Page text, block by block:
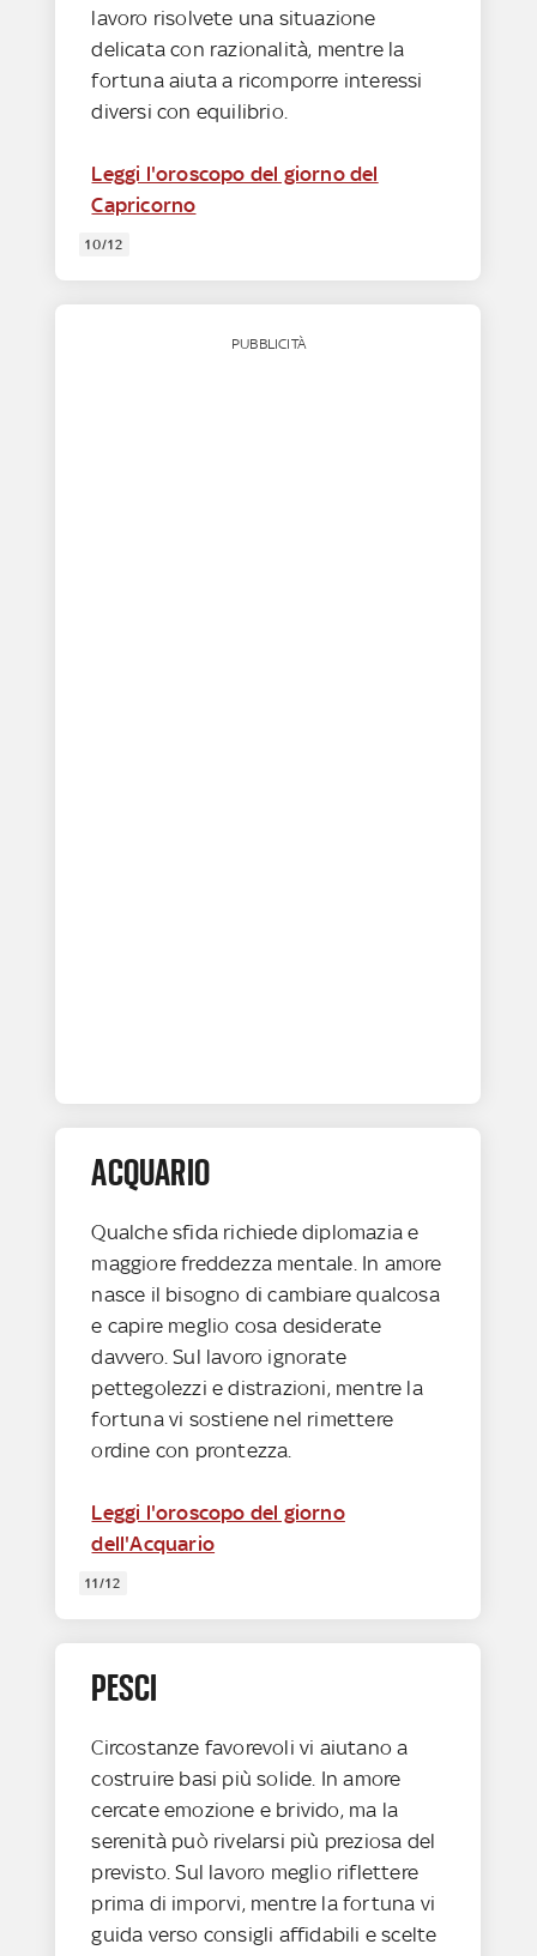
lavoro risolvete una situazione
delicata con razionalità, mentre la
fortuna aiuta a ricomporre interessi
diversi con equilibrio.
Leggi l'oroscopo del giorno del
Capricorno
10/12
PUBBLICITÀ
ACQUARIO
Qualche sfida richiede diplomazia e
maggiore freddezza mentale. In amore
nasce il bisogno di cambiare qualcosa
e capire meglio cosa desiderate
davvero. Sul lavoro ignorate
pettegolezzi e distrazioni, mentre la
fortuna vi sostiene nel rimettere
ordine con prontezza.
Leggi l'oroscopo del giorno
dell'Acquario
11/12
PESCI
Circostanze favorevoli vi aiutano a
costruire basi più solide. In amore
cercate emozione e brivido, ma la
serenità può rivelarsi più preziosa del
previsto. Sul lavoro meglio riflettere
prima di imporvi, mentre la fortuna vi
guida verso consigli affidabili e scelte